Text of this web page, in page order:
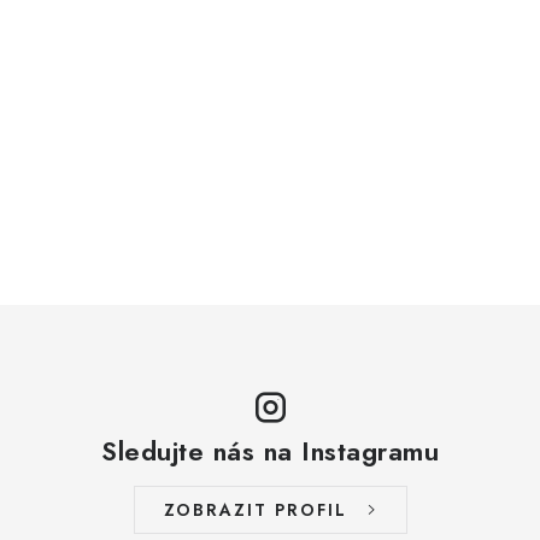
Sledujte nás na Instagramu
ZOBRAZIT PROFIL